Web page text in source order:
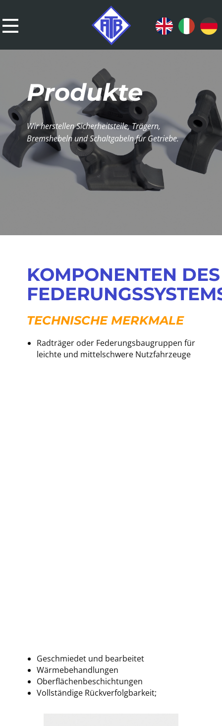
​Produkte
​Wir herstellen Sicherheitsteile, Trägern,
Bremshebeln und Schaltgabeln für Getriebe.
​KOMPONENTEN DES
​TECHNISCHE MERKMALE
​Radträger oder Federungsbaugruppen für
leichte und mittelschwere Nutzfahrzeuge
Geschmiedet und bearbeitet
Wärmebehandlungen
Oberflächenbeschichtungen
Vollständige Rückverfolgbarkeit;